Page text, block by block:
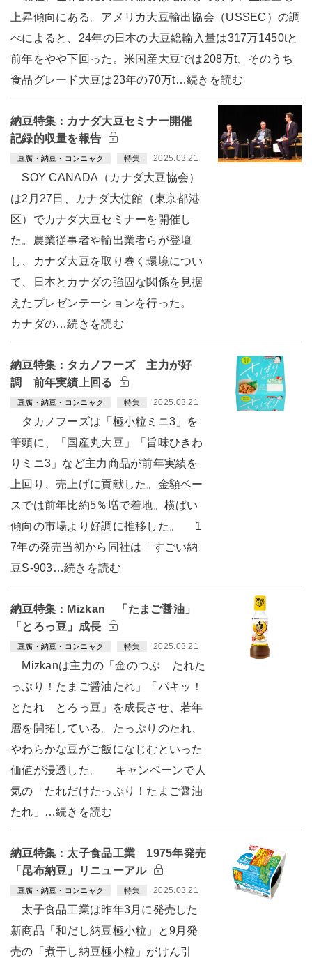
上昇傾向にある。アメリカ大豆輸出協会（USSEC）の調
べによると、24年の日本の大豆総輸入量は317万1450tと
前年をやや下回った。米国産大豆では208万t、そのうち
食品グレード大豆は23年の70万t…続きを読む
納豆特集：カナダ大豆セミナー開催
記録的収量を報告
豆腐・納豆・コンニャク 特集 2025.03.21
SOY CANADA（カナダ大豆協会）
は2月27日、カナダ大使館（東京都港
区）でカナダ大豆セミナーを開催し
た。農業従事者や輸出業者らが登壇
し、カナダ大豆を取り巻く環境につい
て、日本とカナダの強固な関係を見据
えたプレゼンテーションを行った。
カナダの…続きを読む
納豆特集：タカノフーズ 主力が好
調 前年実績上回る
豆腐・納豆・コンニャク 特集 2025.03.21
タカノフーズは「極小粒ミニ3」を
筆頭に、「国産丸大豆」「旨味ひきわ
りミニ3」など主力商品が前年実績を
上回り、売上げに貢献した。金額ベー
スでは前年比約5％増で着地。横ばい
傾向の市場より好調に推移した。 1
7年の発売当初から同社は「すごい納
豆S-903…続きを読む
納豆特集：Mizkan 「たまご醤油」
「とろっ豆」成長
豆腐・納豆・コンニャク 特集 2025.03.21
Mizkanは主力の「金のつぶ たれた
っぷり！たまご醤油たれ」「パキッ！
とたれ とろっ豆」を成長させ、若年
層を開拓している。たっぷりのたれ、
やわらかな豆がご飯になじむといった
価値が浸透した。 キャンペーンで人
気の「たれだけたっぷり！たまご醤油
たれ」…続きを読む
納豆特集：太子食品工業 1975年発売
「昆布納豆」リニューアル
豆腐・納豆・コンニャク 特集 2025.03.21
太子食品工業は昨年3月に発売した
新商品「和だし納豆極小粒」と9月発
売の「煮干し納豆極小粒」がけん引